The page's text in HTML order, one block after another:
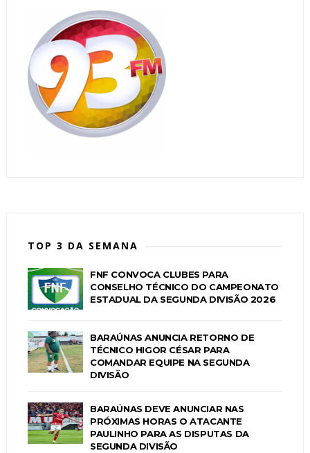
TOP 3 DA SEMANA
FNF CONVOCA CLUBES PARA
CONSELHO TÉCNICO DO CAMPEONATO
ESTADUAL DA SEGUNDA DIVISÃO 2026
BARAÚNAS ANUNCIA RETORNO DE
TÉCNICO HIGOR CÉSAR PARA
COMANDAR EQUIPE NA SEGUNDA
DIVISÃO
BARAÚNAS DEVE ANUNCIAR NAS
PRÓXIMAS HORAS O ATACANTE
PAULINHO PARA AS DISPUTAS DA
SEGUNDA DIVISÃO